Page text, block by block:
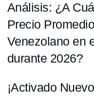
Análisis: ¿A
Precio
Venezolano en
durante 2026?
¡Activado